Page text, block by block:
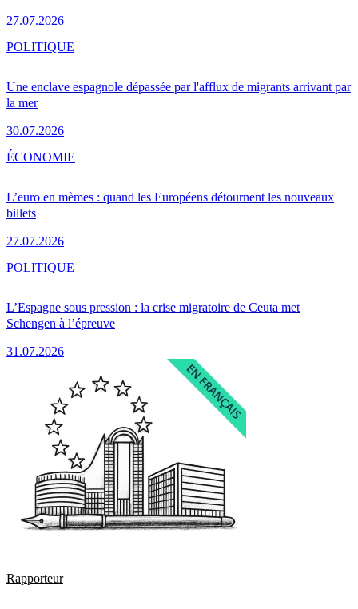
27.07.2026
Une enclave espagnole dépassée par l'afflux de migrants arrivant par
la mer
30.07.2026
POLITIQUE
L’euro en mèmes : quand les Européens détournent les nouveaux
billets
27.07.2026
ÉCONOMIE
L’Espagne sous pression : la crise migratoire de Ceuta met
Schengen à l’épreuve
31.07.2026
POLITIQUE
Rapporteur